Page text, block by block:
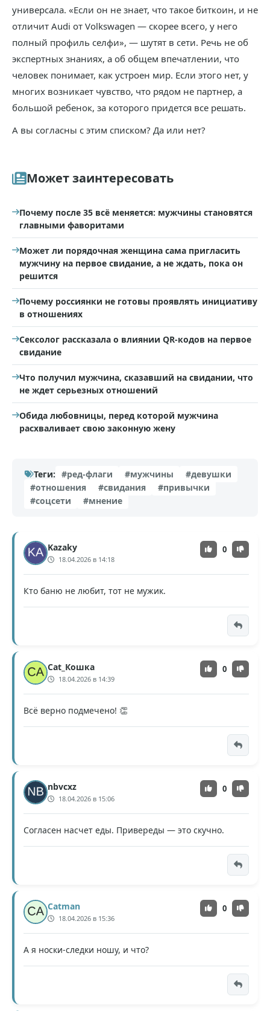
универсала. «Если он не знает, что такое биткоин, и не
отличит Audi от Volkswagen — скорее всего, у него
полный профиль селфи», — шутят в сети. Речь не об
экспертных знаниях, а об общем впечатлении, что
человек понимает, как устроен мир. Если этого нет, у
многих возникает чувство, что рядом не партнер, а
большой ребенок, за которого придется все решать.
А вы согласны с этим списком? Да или нет?
Может заинтересовать
Почему после 35 всё меняется: мужчины становятся
главными фаворитами
Может ли порядочная женщина сама пригласить
мужчину на первое свидание, а не ждать, пока он
решится
Почему россиянки не готовы проявлять инициативу
в отношениях
Сексолог рассказала о влиянии QR-кодов на первое
свидание
Что получил мужчина, сказавший на свидании, что
не ждет серьезных отношений
Обида любовницы, перед которой мужчина
расхваливает свою законную жену
Теги: #ред-флаги #мужчины
#девушки
#отношения
#свидания
#привычки
#соцсети
#мнение
Kazaky
18.04.2026 в 14:18
0
Кто баню не любит, тот не мужик.
Cat_Кошка
18.04.2026 в 14:39
0
Всё верно подмечено! 👏
nbvcxz
18.04.2026 в 15:06
0
Согласен насчет еды. Привереды — это скучно.
Catman
18.04.2026 в 15:36
0
А я носки-следки ношу, и что?